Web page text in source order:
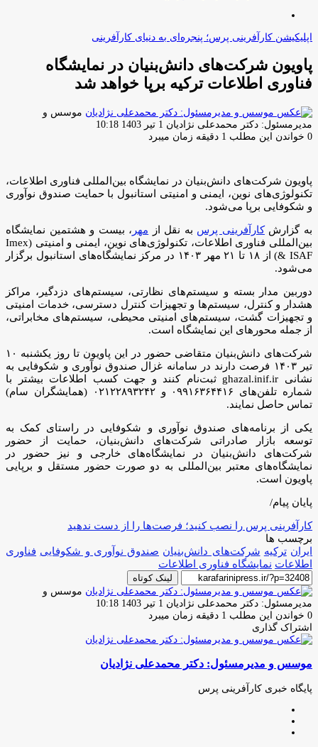
اپلیکیشن کارآفرینی پرس؛ پنجره‌ای به دنیای کارآفرینی
پاویون شرکت‌های دانش‌بنیان در نمایشگاه
فناوری اطلاعات ترکیه برپا خواهد شد
موسس و
مدیرمسئول: دکتر محمدعلی نژادیان ارسال
ایمیل
1 تیر 1403 10:18
0 خواندن این مطلب 1 دقیقه زمان میبرد
پاویون شرکت‌های دانش‌بنیان در نمایشگاه بین‌المللی فناوری اطلاعات،
تکنولوژی‌های نوین، ایمنی و امنیتی استانبول با حمایت صندوق نوآوری
و شکوفایی برپا می‌شود.
به گزارشکارآفرینی پرس به نقل از مهر ، بیست و هشتمین نمایشگاه
بین‌المللی فناوری اطلاعات، تکنولوژی‌های نوین، ایمنی و امنیتی (Imex
& ISAF) از ۱۸ تا ۲۱ مهر ۱۴۰۳ در مرکز نمایشگاه‌های استانبول برگزار
می‌شود.
دوربین مدار بسته و سیستم‌های نظارتی، سیستم‌های دزدگیر، مراکز
هشدار و کنترل، سیستم‌ها و تجهیزات کنترل دسترسی، خدمات امنیتی
و تجهیزات گشت، سیستم‌های امنیتی محیطی، سیستم‌های مخابراتی،
از جمله محورهای این نمایشگاه است.
شرکت‌های دانش‌بنیان متقاضی حضور در این پاویون تا روز یکشنبه ۱۰
تیر ۱۴۰۳ فرصت دارند در سامانه غزال صندوق نوآوری و شکوفایی به
نشانی ghazal.inif.ir ثبت‌نام کنند و جهت کسب اطلاعات بیشتر با
شماره تلفن‎‎‌های ۰۹۹۱۶۳۶۴۴۱۶ و ۰۲۱۲۲۸۹۳۲۴۲ (همایشگران سام)
تماس حاصل نمایند.
یکی از برنامه‌های صندوق نوآوری و شکوفایی در راستای کمک به
توسعه بازار صادراتی شرکت‌های دانش‌بنیان، حمایت از حضور
شرکت‌های دانش‌بنیان در نمایشگاه‌های ‌خارجی و نیز حضور در
نمایشگاه‌های معتبر بین‌المللی به دو صورت حضور مستقل و برپایی
پاویون است.
پایان پیام/
کارآفرینی پرس را نصب کنید؛ فرصت‌ها را از دست ندهید
برچسب ها
ایران ترکیه شرکت‌های دانش‌بنیان صندوق نوآوری و شکوفایی فناوری
اطلاعات نمایشگاه فناوری اطلاعات
لینک کوتاه
موسس و
مدیرمسئول: دکتر محمدعلی نژادیان ارسال
ایمیل
1 تیر 1403 10:18
0 خواندن این مطلب 1 دقیقه زمان میبرد
اشتراک گذاری
فیس
توئیتر
لینکدین
واتس
تلگرام
اشتراک
از
ایمیل
چاپ
موسس و مدیرمسئول: دکتر محمدعلی نژادیان
پایگاه خبری کارآفرینی پرس